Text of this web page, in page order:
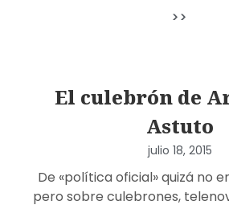
>>
El culebrón de
Astuto
julio 18, 2015
De «política oficial» quizá no
pero sobre culebrones,